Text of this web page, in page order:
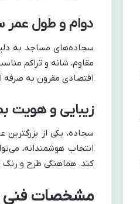
دوام و طول عمر
سجاده‌های مساجد به
مقاوم، شانه و تراکم
اقتصادی مقرون به صرفه
زیبایی و
سجاده، یکی از
انتخاب هوشمندانه،
کند. هماهنگی طرح و
مشخصات فنی